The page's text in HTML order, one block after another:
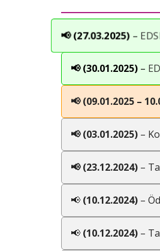
📢 (27.03.2025)–
📢 (30.01.2025) –
📢 (09.01.2025 –
📢 (03.01.2025) –
📢 (23.12.2024) –
📢 (10.12.2024) –
📢 (10.12.2024) –